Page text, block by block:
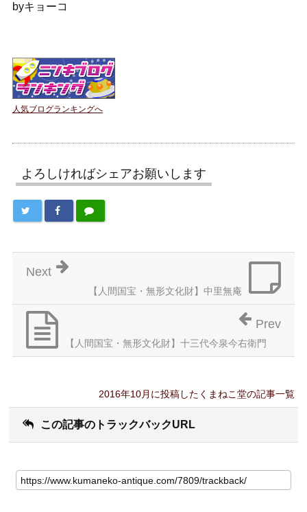
byキョーコ
人気ブログランキングへ
よろしければシェアお願いします
【人間国宝・無形文化財】中里無庵
Next
【人間国宝・無形文化財】十三代今泉今右衛門
Prev
2016年10月に投稿したくまねこ堂の記事一覧
この記事のトラックバックURL